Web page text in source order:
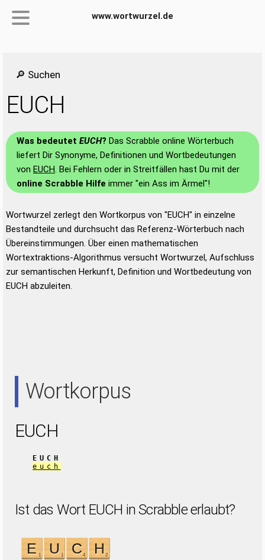
www.wortwurzel.de
🔎 Suchen
EUCH
Was bedeutet EUCH? Das Scrabble online Wörterbuch
liefert Dir Synonyme, Definitionen und Wortbedeutungen
von EUCH. Bei Fehlern oder in Streitfällen hast Du mit der
online Scrabble Hilfe immer "ein Ass im Ärmel"!
Wortwurzel zerlegt den Wortkorpus von "EUCH" in einzelne
Bestandteile und durchsucht das Referenz-Wörterbuch nach
Übereinstimmungen. Über einen mathematischen
Wortextraktions-Algorithmus versucht Wortwurzel, Aufschluss
zur semantischen Herkunft, Definition und Wortbedeutung von
EUCH abzuleiten.
Wortkorpus
EUCH
EUCH
euch
Ist das Wort EUCH in Scrabble erlaubt?